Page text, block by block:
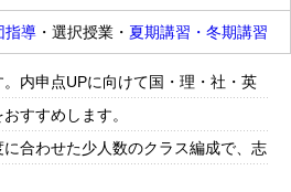
指導 ・選択授業・ 夏期講習・冬期講習
内申点UPに向けて国・理・社・英
すすめします。
合わせた少人数のクラス編成で、志